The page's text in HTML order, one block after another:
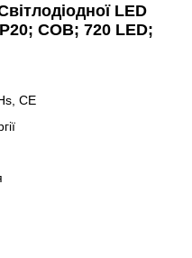
LED
СОВ; 720 LED;
CE